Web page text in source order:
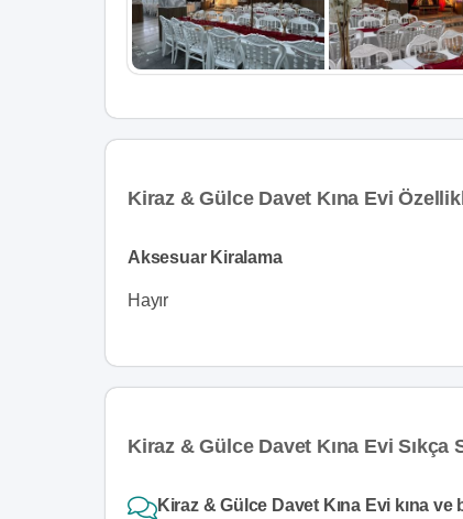
Kiraz & Gülce Davet Kına Evi
Aksesuar Kiralama
Hayır
Kiraz & Gülce Davet Kına Evi Sıkça
Kiraz & Gülce Davet Kına Evi kına ve